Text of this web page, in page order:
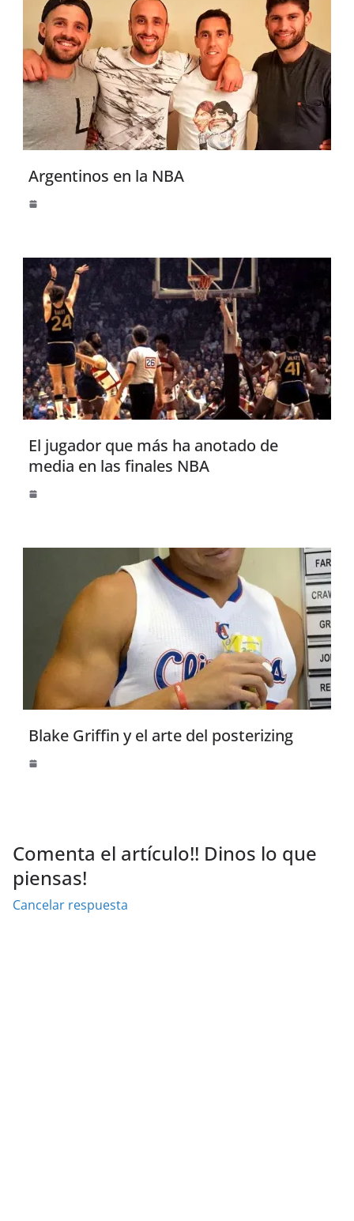
Argentinos en la NBA
El jugador que más ha anotado de
media en las finales NBA
Blake Griffin y el arte del posterizing
Comenta el artículo!! Dinos lo que
piensas!
Cancelar respuesta